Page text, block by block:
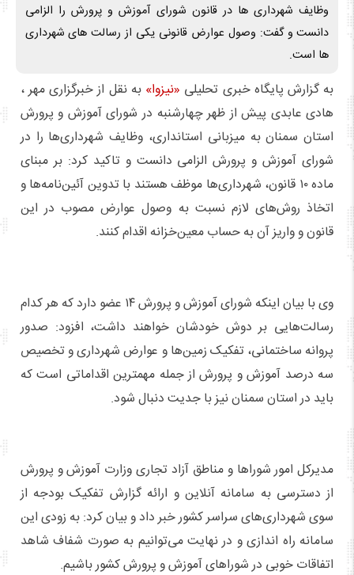
وظایف شهرداری ها در قانون شورای آموزش و پرورش را الزامی
دانست و گفت: وصول عوارض قانونی یکی از رسالت های شهرداری
ها است.
به گزارش پایگاه خبری تحلیلی «نیزوا» به نقل از خبرگزاری مهر ،
هادی عابدی پیش از ظهر چهارشنبه در شورای آموزش و پرورش
استان سمنان به میزبانی استانداری، وظایف شهرداری‌ها را در
شورای آموزش و پرورش الزامی دانست و تاکید کرد: بر مبنای
ماده ۱۰ قانون، شهرداری‌ها موظف هستند با تدوین آئین‌نامه‌ها و
اتخاذ روش‌های لازم نسبت به وصول عوارض مصوب در این
قانون و واریز آن به حساب معین‌خزانه اقدام کنند.
وی با بیان اینکه شورای آموزش و پرورش ۱۴ عضو دارد که هر کدام
رسالت‌هایی بر دوش خودشان خواهند داشت، افزود: صدور
پروانه ساختمانی، تفکیک زمین‌ها و عوارض شهرداری و تخصیص
سه درصد آموزش و پرورش از جمله مهمترین اقداماتی است که
باید در استان سمنان نیز با جدیت دنبال شود.
مدیرکل امور شوراها و مناطق آزاد تجاری وزارت آموزش و پرورش
از دسترسی به سامانه آنلاین و ارائه گزارش تفکیک بودجه از
سوی شهرداری‌های سراسر کشور خبر داد و بیان کرد: به زودی این
سامانه راه اندازی و در نهایت می‌توانیم به صورت شفاف شاهد
اتفاقات خوبی در شوراهای آموزش و پرورش کشور باشیم.